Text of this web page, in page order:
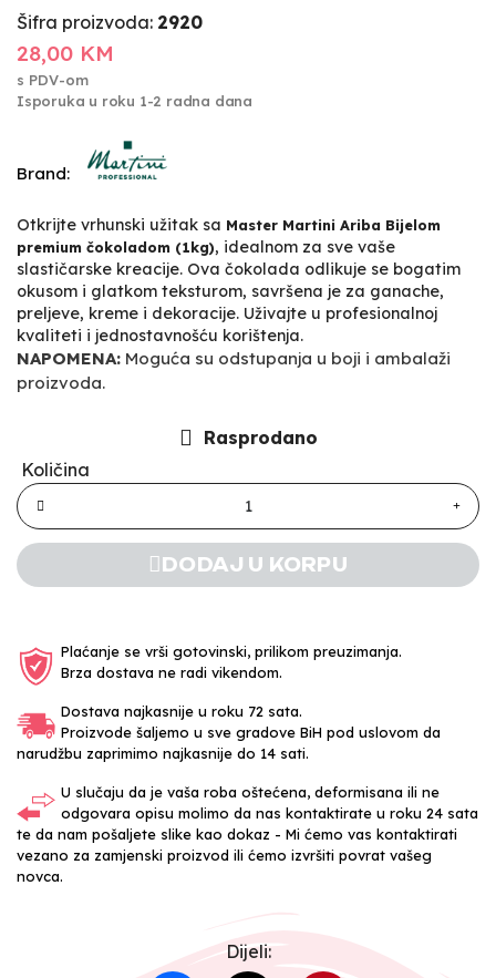
Šifra proizvoda: 2920
28,00 KM
s PDV-om
Isporuka u roku 1-2 radna dana
Brand:
Otkrijte vrhunski užitak sa Master Martini Ariba Bijelom
premium čokoladom (1kg), idealnom za sve vaše
slastičarske kreacije. Ova čokolada odlikuje se bogatim
okusom i glatkom teksturom, savršena je za ganache,
preljeve, kreme i dekoracije. Uživajte u profesionalnoj
kvaliteti i jednostavnošću korištenja.
NAPOMENA: Moguća su odstupanja u boji i ambalaži
proizvoda.
Rasprodano
Količina
DODAJ U KORPU
Plaćanje se vrši gotovinski, prilikom preuzimanja.
Brza dostava ne radi vikendom.
Dostava najkasnije u roku 72 sata.
Proizvode šaljemo u sve gradove BiH pod uslovom da
narudžbu zaprimimo najkasnije do 14 sati.
U slučaju da je vaša roba oštećena, deformisana ili ne
odgovara opisu molimo da nas kontaktirate u roku 24 sata
te da nam pošaljete slike kao dokaz - Mi ćemo vas kontaktirati
vezano za zamjenski proizvod ili ćemo izvršiti povrat vašeg
novca.
Dijeli: